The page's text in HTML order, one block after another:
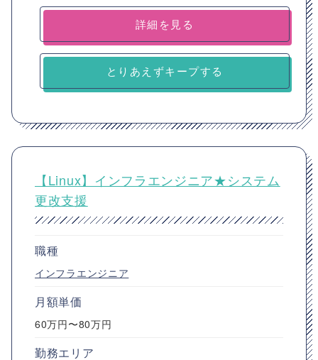
詳細を見る
とりあえずキープする
【Linux】インフラエンジニア★システム
更改支援
職種
インフラエンジニア
月額単価
60万円〜80万円
勤務エリア